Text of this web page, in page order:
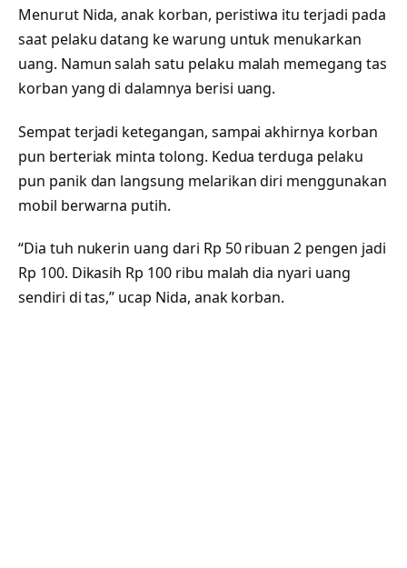
Menurut Nida, anak korban, peristiwa itu terjadi pada
saat pelaku datang ke warung untuk menukarkan
uang. Namun salah satu pelaku malah memegang tas
korban yang di dalamnya berisi uang.
Sempat terjadi ketegangan, sampai akhirnya korban
pun berteriak minta tolong. Kedua terduga pelaku
pun panik dan langsung melarikan diri menggunakan
mobil berwarna putih.
“Dia tuh nukerin uang dari Rp 50 ribuan 2 pengen jadi
Rp 100. Dikasih Rp 100 ribu malah dia nyari uang
sendiri di tas,” ucap Nida, anak korban.